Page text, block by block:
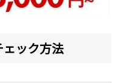
ック方法